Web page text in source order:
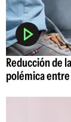
Reducción de
polémica